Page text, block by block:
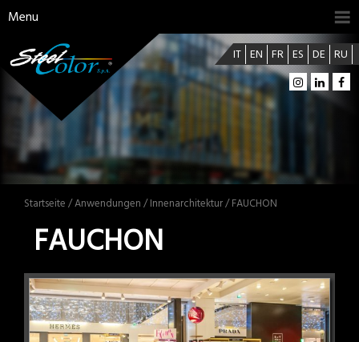
Menu
IT EN FR ES DE RU
Startseite /Anwendungen /Innenarchitektur/ FAUCHON
FAUCHON